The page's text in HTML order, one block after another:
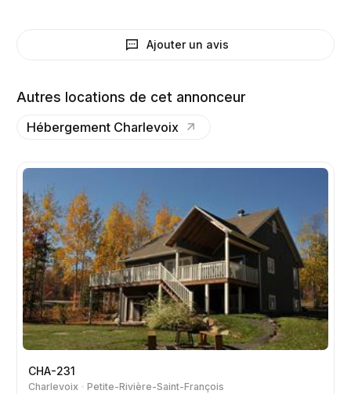
Ajouter un avis
Autres locations de cet annonceur
Hébergement Charlevoix
CHA-231
Charlevoix Petite-Rivière-Saint-François